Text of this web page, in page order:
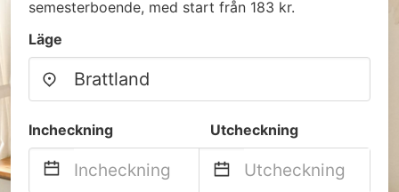
semesterboende, med start från 183 kr.
Läge
Incheckning Utcheckning